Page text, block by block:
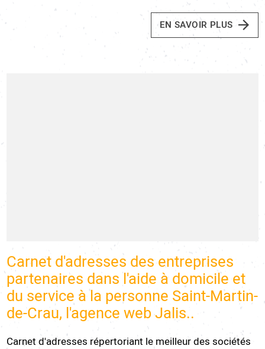
EN SAVOIR PLUS
Carnet d'adresses des entreprises
partenaires dans l'aide à domicile et
du service à la personne Saint-Martin-
de-Crau, l'agence web Jalis..
Carnet d'adresses répertoriant le meilleur des sociétés